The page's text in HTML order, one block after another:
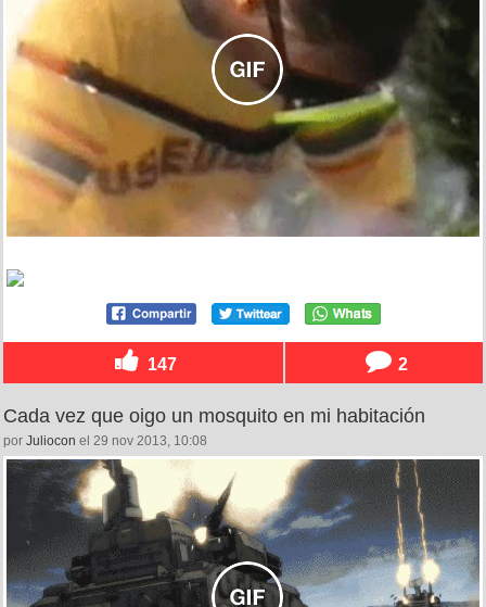
147 2
Cada vez que oigo un mosquito en mi habitación
por Juliocon el 29 nov 2013, 10:08